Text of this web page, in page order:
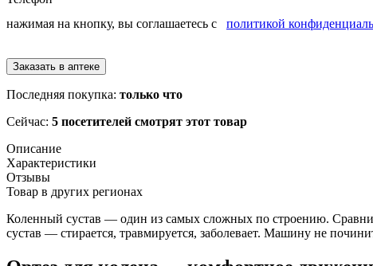
нажимая на кнопку, вы соглашаетесь с политикой
Последняя покупка: только что
Сейчас: 5 посетителей смотрят этот товар
Описание
Характеристики
Отзывы
Товар в других регионах
Коленный сустав — один из самых сложных по строению.
сустав — стирается, травмируется, заболевает. Машину не